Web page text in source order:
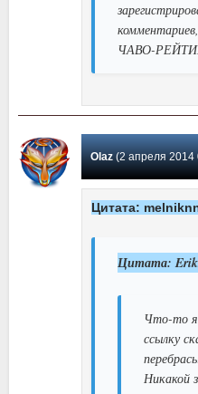
ЧАВО-
Olaz(2 апреля 2014
Цитата:
Цитата:
Что-то
ссылку
Никакой